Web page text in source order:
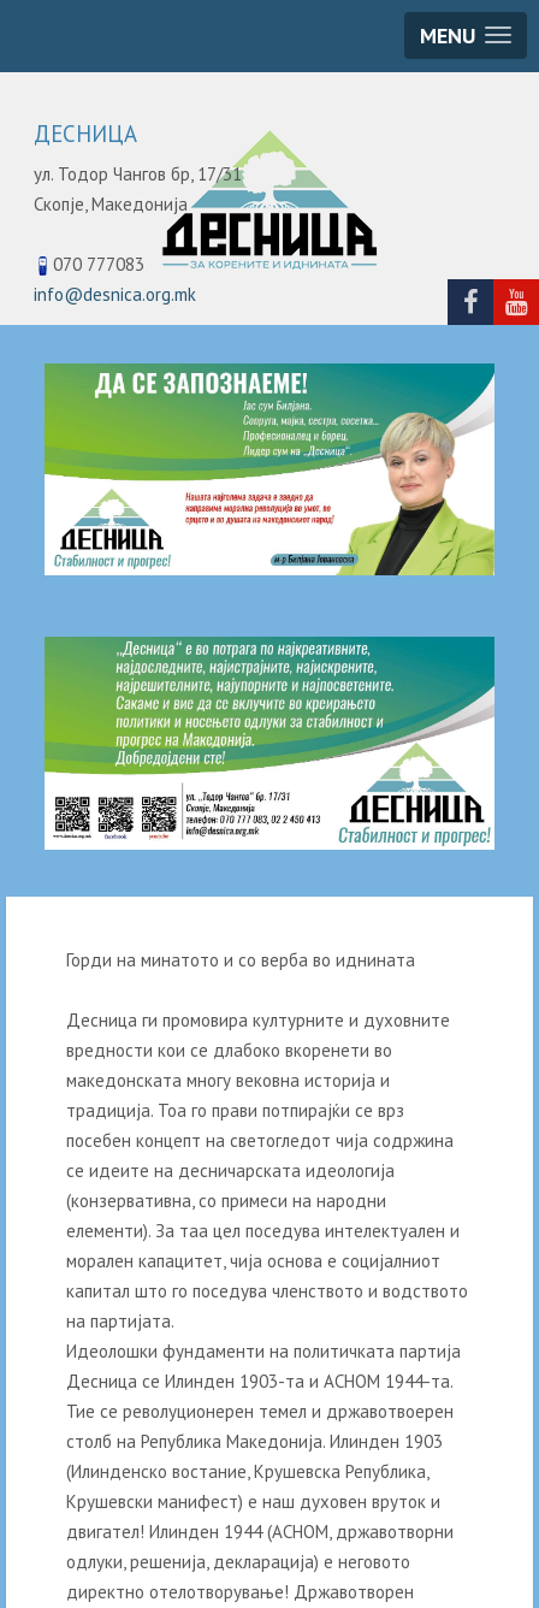
MENU
ДЕСНИЦА
ул. Тодор Чангов бр, 17/31
Скопје,Македонија
070 777083
info@desnica.org.mk
Горди на минатото и со верба во иднината
Десница ги промовира културните и духовните
вредности кои се длабоко вкоренети во
македонската многу вековна историја и
традиција. Тоа го прави потпирајќи се врз
посебен концепт на светогледот чија содржина
се идеите на десничарската идеологија
(конзервативна, со примеси на народни
елементи). За таа цел поседува интелектуален и
морален капацитет, чија основа е социјалниот
капитал што го поседува членството и водството
на партијата.
Идеолошки фундаменти на политичката партија
Десница се Илинден 1903-та и АСНОМ 1944-та.
Тие се револуционерен темел и државотвоерен
столб на Република Македонија. Илинден 1903
(Илинденско востание, Крушевска Република,
Крушевски манифест) е наш духовен вруток и
двигател! Илинден 1944 (АСНОМ, државотворни
одлуки, решенија, декларација) е неговото
директно отелотворување! Државотворен